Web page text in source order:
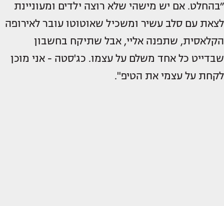
״בהחלט. אם יש מישהי שלא רוצה ילדים ומעוניינת
לצאת עם סלב עשיר ומשכיל שאוטוטו עובר לאירופה
הקלאסית, שתפנה אליי, אבל שתיקח בחשבון
שבדייט כל אחד משלם על עצמו. כג'סטה - אני מוכן
לקחת על עצמי את הטיפ".